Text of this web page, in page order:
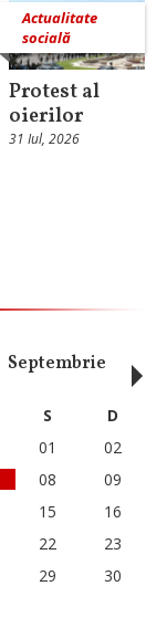
Actualitate
socială
Protest al
oierilor
31 Iul, 2026
Septembrie
S
D
01
02
08
09
15
16
22
23
29
30